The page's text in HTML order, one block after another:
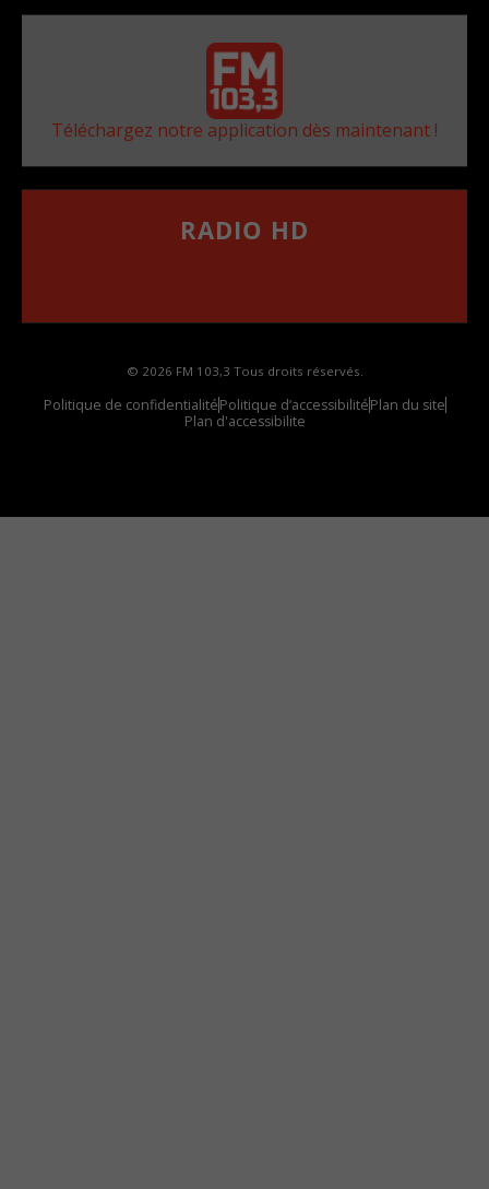
Téléchargez notre application dès maintenant !
RADIO HD
© 2026 FM 103,3 Tous droits réservés.
Politique de confidentialitéPolitique d’accessibilitéPlan du site
Plan d'accessibilite